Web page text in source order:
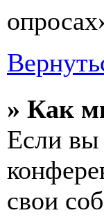
» Как
Если вы
свои